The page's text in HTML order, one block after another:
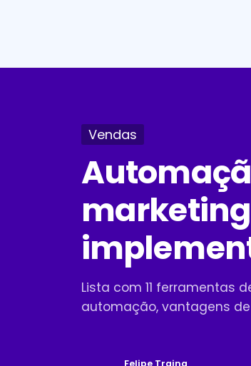
Vendas
Lista com 11 ferramentas
automação, vantagens
Felipe Traina